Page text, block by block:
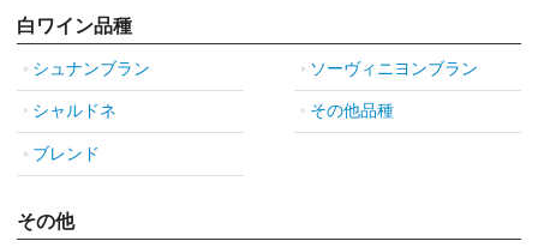
白ワイン品種
シュナンブラン ソーヴィニヨンブラン
シャルドネ その他品種
ブレンド
その他